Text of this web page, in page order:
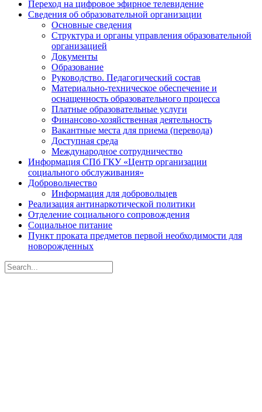
Переход на цифровое эфирное телевидение
Сведения об образовательной организации
Основные сведения
Структура и органы управления образовательной
организацией
Документы
Образование
Руководство. Педагогический состав
Материально-техническое обеспечение и
оснащенность образовательного процесса
Платные образовательные услуги
Финансово-хозяйственная деятельность
Вакантные места для приема (перевода)
Доступная среда
Международное сотрудничество
Информация СПб ГКУ «Центр организации
социального обслуживания»
Добровольчество
Информация для добровольцев
Реализация антинаркотической политики
Отделение социального сопровождения
Социальное питание
Пункт проката предметов первой необходимости для
новорожденных
Search
for: